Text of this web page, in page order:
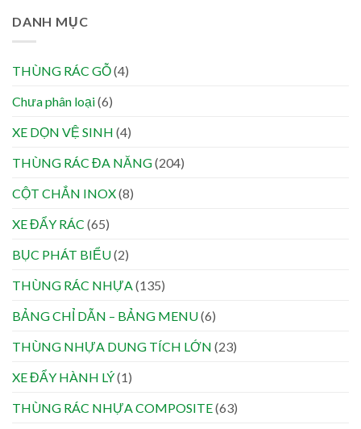
DANH MỤC
THÙNG RÁC GỖ(4)
Chưa phân loại(6)
XE DỌN VỆ SINH (4)
THÙNG RÁC ĐA NĂNG(204)
CỘT CHẮN INOX(8)
XE ĐẨY RÁC (65)
BỤC PHÁT BIỂU(2)
THÙNG RÁC NHỰA (135)
BẢNG CHỈ DẪN – BẢNG MENU(6)
THÙNG NHỰA DUNG TÍCH LỚN (23)
XE ĐẨY HÀNH LÝ(1)
THÙNG RÁC NHỰA COMPOSITE(63)